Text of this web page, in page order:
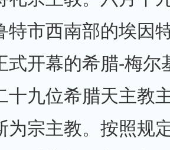
特市西南部的埃因
式开幕的希腊-梅尔
十九位希腊天主教
为宗主教。按照规